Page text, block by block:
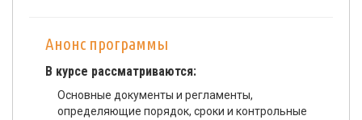
Анонс программы
В курсе рассматриваются:
Основные документы и регламенты,
определяющие порядок, сроки и контрольные